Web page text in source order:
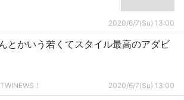
2020/6/7(Su) 13:00
とかいう若くてスタイル最高のアダビ
！ 2020/6/7(Su) 13:00